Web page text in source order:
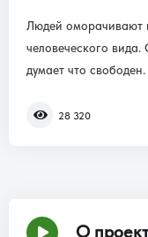
Людей оморачивают
человеческого
думает что
28 320
О